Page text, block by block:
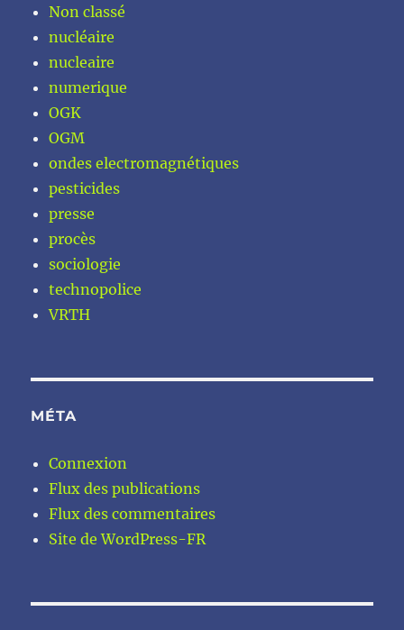
Non classé
nucléaire
nucleaire
numerique
OGK
OGM
ondes electromagnétiques
pesticides
presse
procès
sociologie
technopolice
VRTH
MÉTA
Connexion
Flux des publications
Flux des commentaires
Site de WordPress-FR